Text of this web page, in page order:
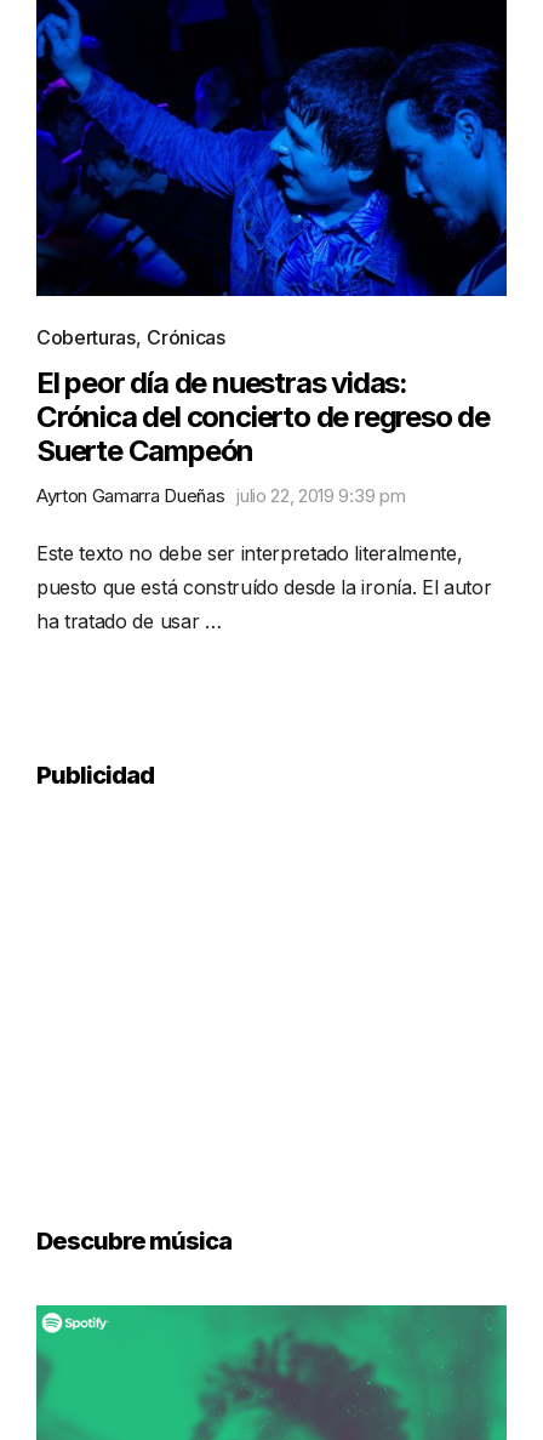
Coberturas, Crónicas
El peor día de nuestras vidas:
Crónica del concierto de regreso de
Suerte Campeón
Ayrton Gamarra Dueñas julio 22, 2019 9:39 pm
Este texto no debe ser interpretado literalmente,
puesto que está construído desde la ironía. El autor
ha tratado de usar …
Publicidad
Descubre música